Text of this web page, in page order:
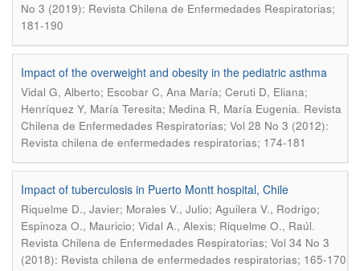
No 3 (2019): Revista Chilena de Enfermedades Respiratorias;
181-190
Impact of the overweight and obesity in the pediatric asthma
Vidal G, Alberto; Escobar C, Ana María; Ceruti D, Eliana;
Henríquez Y, María Teresita; Medina R, María Eugenia. Revista
Chilena de Enfermedades Respiratorias; Vol 28 No 3 (2012):
Revista chilena de enfermedades respiratorias; 174-181
Impact of tuberculosis in Puerto Montt hospital, Chile
Riquelme D., Javier; Morales V., Julio; Aguilera V., Rodrigo;
Espinoza O., Mauricio; Vidal A., Alexis; Riquelme O., Raúl.
Revista Chilena de Enfermedades Respiratorias; Vol 34 No 3
(2018): Revista chilena de enfermedades respiratorias; 165-170